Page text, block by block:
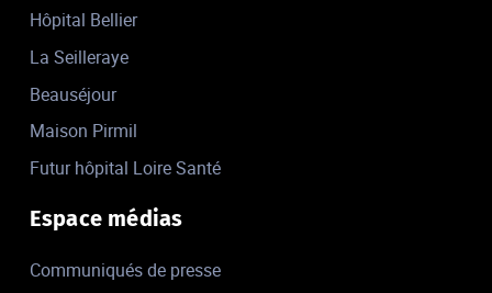
Hôpital Bellier
La Seilleraye
Beauséjour
Maison Pirmil
Futur hôpital Loire Santé
Espace médias
Communiqués de presse